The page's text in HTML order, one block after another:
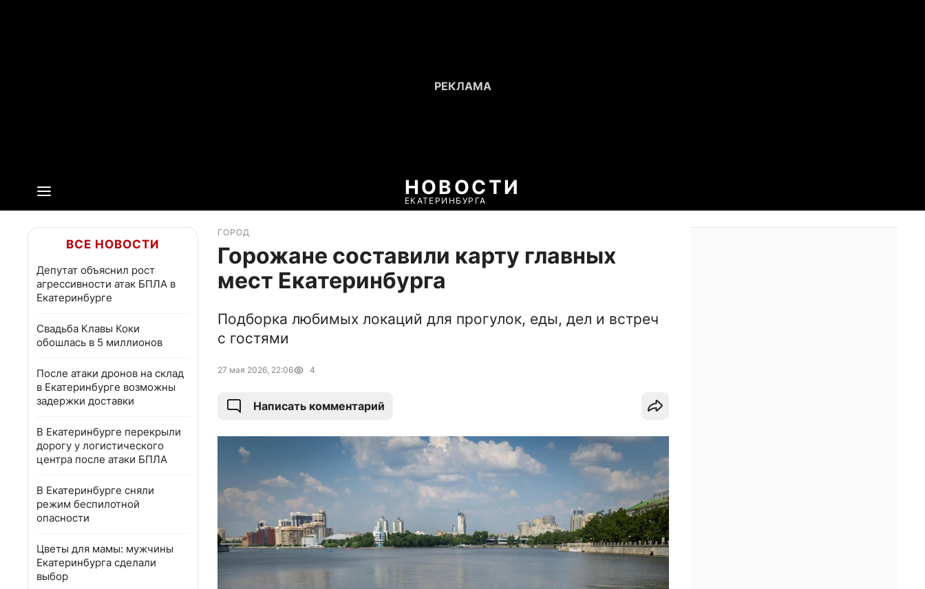
НОВОСТИ
ЕКАТЕРИНБУРГА
ВСЕ НОВОСТИ
Депутат объяснил рост
агрессивности атак БПЛА в
Екатеринбурге
Свадьба Клавы Коки
обошлась в 5 миллионов
После атаки дронов на склад
в Екатеринбурге возможны
задержки доставки
В Екатеринбурге перекрыли
дорогу у логистического
центра после атаки БПЛА
В Екатеринбурге сняли
режим беспилотной
опасности
Цветы для мамы: мужчины
Екатеринбурга сделали
выбор
ГОРОД
Горожане составили карту главных
мест Екатеринбурга
Подборка любимых локаций для прогулок, еды, дел и встреч
с гостями
27 мая 2026, 22:06 4
Написать комментарий